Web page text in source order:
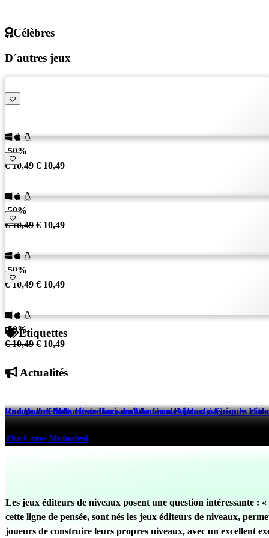
Célèbres
D´autres jeux
-50%
€ 10,49 € 10,49
-50%
€ 10,49 € 10,49
-50%
€ 10,49 € 10,49
-50%
€ 10,49 € 10,49
Étiquettes
Actualités
European Clubs Guardians arrive avec des joueurs épiques et
eFootball™ 520 days ago
Red Bull et Motorfest s’Unissent dans un Podcast à Grande
The Crew Motorfest
Red Bull défie la vitesse lors du The Crew Motorfest
The Crew Motorfest
Les jeux éditeurs de niveaux posent une question intéressante :
cette ligne de pensée, sont nés les jeux éditeurs de niveaux,
joueurs de construire leurs propres niveaux, avec un excellent